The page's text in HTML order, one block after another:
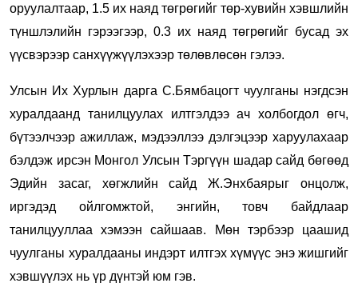
оруулалтаар, 1.5 их наяд төгрөгийг төр-хувийн хэвшлийн
түншлэлийн гэрээгээр, 0.3 их наяд төгрөгийг бусад эх
үүсвэрээр санхүүжүүлэхээр төлөвлөсөн гэлээ.
Улсын Их Хурлын дарга С.Бямбацогт чуулганы нэгдсэн
хуралдаанд танилцуулах илтгэлдээ ач холбогдол өгч,
бүтээлчээр ажиллаж, мэдээллээ дэлгэцээр харуулахаар
бэлдэж ирсэн Монгол Улсын Тэргүүн шадар сайд бөгөөд
Эдийн засаг, хөгжлийн сайд Ж.Энхбаярыг онцолж,
иргэдэд ойлгомжтой, энгийн, товч байдлаар
танилцууллаа хэмээн сайшаав. Мөн тэрбээр цаашид
чуулганы хуралдааны индэрт илтгэх хүмүүс энэ жишгийг
хэвшүүлэх нь үр дүнтэй юм гэв.